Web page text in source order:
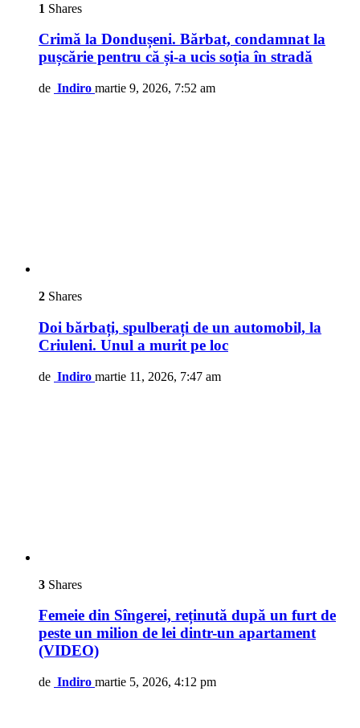
1 Shares
Crimă la Dondușeni. Bărbat, condamnat la
pușcărie pentru că și-a ucis soția în stradă
de Indiro martie 9, 2026, 7:52 am
2 Shares
Doi bărbați, spulberați de un automobil, la
Criuleni. Unul a murit pe loc
de Indiro martie 11, 2026, 7:47 am
3 Shares
Femeie din Sîngerei, reținută după un furt de
peste un milion de lei dintr-un apartament
(VIDEO)
de Indiro martie 5, 2026, 4:12 pm